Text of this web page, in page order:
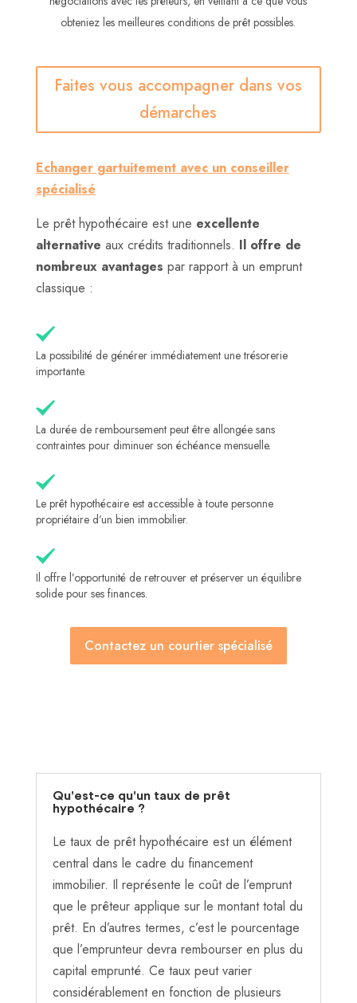
obteniez les meilleures conditions de prêt possibles.
Faites vous accompagner dans vos
démarches
Echanger gartuitement avec un conseiller
spécialisé
Le prêt hypothécaire est une excellente
alternative aux crédits traditionnels. Il offre de
nombreux avantages par rapport à un emprunt
classique :
La possibilité de générer immédiatement une trésorerie
importante.
La durée de remboursement peut être allongée sans
contraintes pour diminuer son échéance mensuelle.
Le prêt hypothécaire est accessible à toute personne
propriétaire d’un bien immobilier.
Il offre l’opportunité de retrouver et préserver un équilibre
solide pour ses finances.
Contactez un courtier spécialisé
Qu'est-ce qu'un taux de prêt
hypothécaire ?
Le taux de prêt hypothécaire est un élément
central dans le cadre du financement
immobilier. Il représente le coût de l’emprunt
que le prêteur applique sur le montant total du
prêt. En d’autres termes, c’est le pourcentage
que l’emprunteur devra rembourser en plus du
capital emprunté. Ce taux peut varier
considérablement en fonction de plusieurs